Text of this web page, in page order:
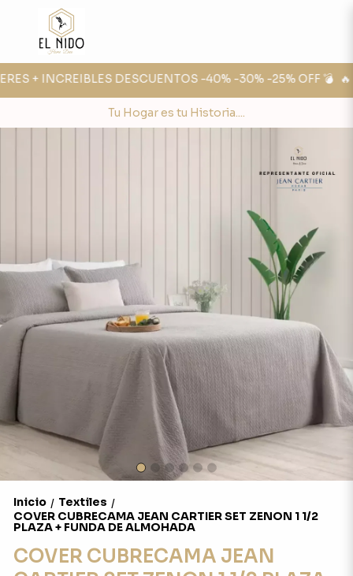
+ INCREIBLES DESCUENTOS -40% -30% -25% OFF 💣 🔥
Tu Hogar es tu Historia....
Inicio / Textiles /
COVER CUBRECAMA JEAN CARTIER SET ZENON 1 1/2
PLAZA + FUNDA DE ALMOHADA
COVER CUBRECAMA JEAN